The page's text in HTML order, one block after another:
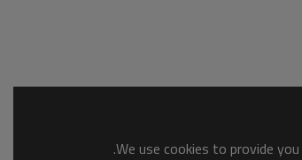
We use cookies to provide